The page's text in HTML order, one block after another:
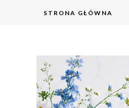
STRONA GŁÓWNA